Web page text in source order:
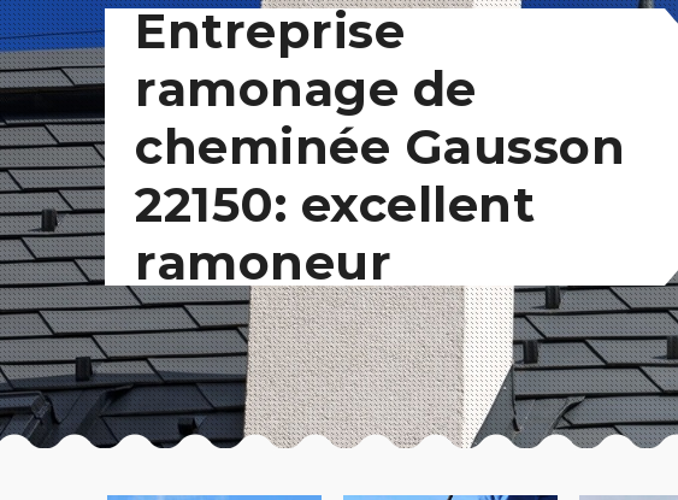
Entreprise
ramonage de
cheminée Gausson
22150: excellent
ramoneur